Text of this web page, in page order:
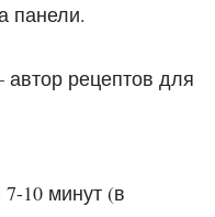
панели.
10 минут (в